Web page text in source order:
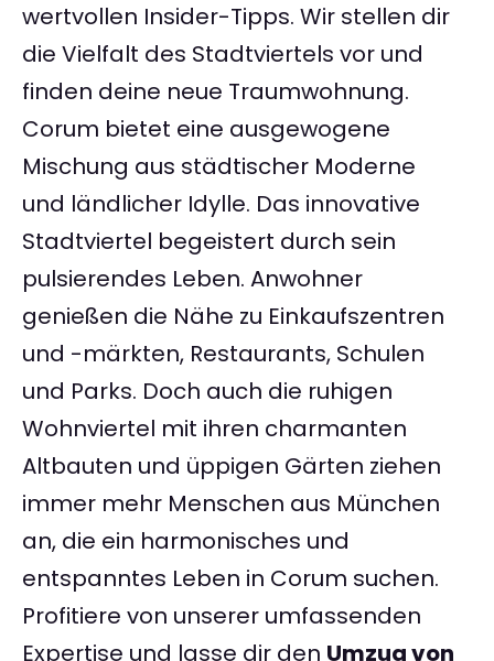
wertvollen Insider-Tipps. Wir stellen dir
die Vielfalt des Stadtviertels vor und
finden deine neue Traumwohnung.
Corum bietet eine ausgewogene
Mischung aus städtischer Moderne
und ländlicher Idylle. Das innovative
Stadtviertel begeistert durch sein
pulsierendes Leben. Anwohner
genießen die Nähe zu Einkaufszentren
und -märkten, Restaurants, Schulen
und Parks. Doch auch die ruhigen
Wohnviertel mit ihren charmanten
Altbauten und üppigen Gärten ziehen
immer mehr Menschen aus München
an, die ein harmonisches und
entspanntes Leben in Corum suchen.
Profitiere von unserer umfassenden
Expertise und lasse dir den Umzug von